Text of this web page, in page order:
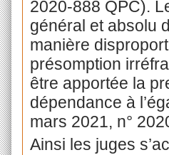
2020-888 QPC).
général et absolu
manière
présomption
être apportée la
dépendance à
mars 2021, n°
Ainsi les juges